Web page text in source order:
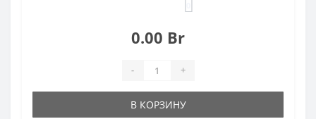
0.00 Br
- +
В КОРЗИНУ